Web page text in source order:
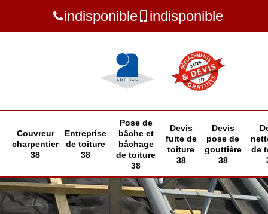
indisponible indisponible
Couvreur
charpentier
38
Entreprise
de toiture
38
Pose de
bâche et
bâchage
de toiture
38
Devis
fuite de
toiture
38
Devis
pose de
gouttière
38
de